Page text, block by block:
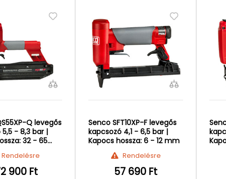
Q levegős
- 8,3 bar |
32 - 65
Rendelésre
900 Ft
Senco SFT10XP-F levegős
kapcsozó 4,1 - 6,5 bar |
Kapocs hossza: 6 - 12 mm
Rendelésre
57 690 Ft